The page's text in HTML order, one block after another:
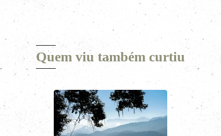
Quem viu também curtiu